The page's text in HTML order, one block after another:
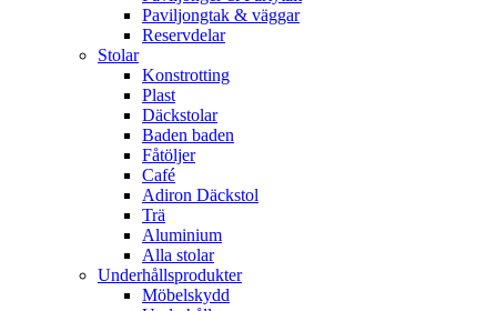
Paviljongtak & väggar
Reservdelar
Stolar
Konstrotting
Plast
Däckstolar
Baden baden
Fåtöljer
Café
Adiron Däckstol
Trä
Aluminium
Alla stolar
Underhållsprodukter
Möbelskydd